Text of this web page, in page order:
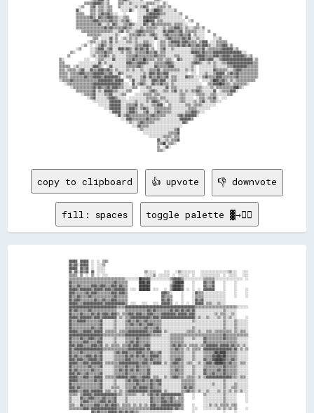
copy to clipboard 👍 upvote 👎 downvote
fill: spaces toggle palette ▓→✊🏽
  ▓▓▓▓▓▓  ▓▓▓▓▓▓  ░░  ░░  ▒▒▒▒
  ▓▓▒▒▓▓░░▓▓▓▓▓▓  ░░  ░░░░▒▒
  ▓▓▓▓▓▓  ▓▓▒▒▓▓  ░░  ░░░░░░
  ▓▓░░▓▓░░▓▓▒▒▓▓  ▓▓  ░░░░░░                            ▒▒░░░░░░      ░░░░    ░░▒▒░░░░░░░░░░    ░░░░░░░░░░░░░░░░░░░░▒▒░░░░    ░░░░
  ▒▒▒▒▒▒  ▒▒  ░░  ▒▒  ░░  ░░░░                          ░░░░░░▒▒  ░░░░░░░░  ░░  ░░░░░░░░  ░░    ░░░░░░░░░░░░░░  ░░  ░░░░░░    ░░░░
  ▒▒▒▒▒▒▒▒▒▒▒▒▒▒▒▒▒▒▒▒▒▒▒▒▒▒▒▒▒▒▒▒▒▒▒▒▒▒▒▒░░░░░░░░░░██▓▓▓▓▓▓░░░░░░░░░░░░░░▒▒▓▓▓▓▓▓▒▒░░░░░░░░░░░░░░▒▒▒▒▒▒▒▒░░░░░░░░░░░░░░░░░░░░  ░░
  ▓▓▒▒▒▒▒▒▒▒▒▒▒▒▒▒▒▒▒▒▒▒▒▒▒▒▒▒▒▒▒▒▓▓▒▒▒▒▒▒▒▒        ████▓▓██              ░░▓▓██████      ░░      ▓▓▒▒▒▒▓▓      ░░      ░░
  ▓▓▒▒▒▒▓▓▒▒▒▒▒▒▒▒▓▓▓▓▒▒▓▓▓▓▒▒▒▒▓▓▓▓▒▒▓▓▒▒▒▒        ████████              ▒▒██████▓▓      ░░      ▓▓▒▒▒▒▓▓      ░░      ░░
  ▓▓▓▓▓▓▒▒▓▓▓▓▓▓▓▓▒▒▓▓▓▓▓▓▒▒▓▓▓▓▒▒▓▓▓▓▓▓▓▓▒▒  ░░░░  ████████  ░░░░    ░░  ▒▒██████▓▓  ░░  ░░  ░░  ▓▓▓▓▓▓▓▓      ░░      ░░      ░░
  ▓▓▓▓▒▒▒▒▒▒▒▒▓▓▒▒▓▓▓▓▒▒▒▒▒▒▒▒▒▒▓▓▓▓▒▒▓▓▓▓▒▒                        ▓▓▓▓▒▒░░      ░░      ░░▓▓▒▒▒▒░░░░░░░░░░░░░░░░      ░░      ░░
  ▓▓▒▒▒▒▓▓▒▒▒▒▒▒▓▓▒▒▒▒▒▒▒▒▒▒▒▒▒▒▒▒▓▓▒▒▒▒▒▒▒▒                        ▓▓▒▒▒▒▒▒      ░░      ░░▒▒▒▒▒▒░░░░░░░░░░░░░░░░      ░░      ░░
  ▓▓▒▒▓▓▓▓▒▒▒▒▒▒▒▒▒▒▓▓▒▒▒▒▓▓▒▒▒▒▓▓▓▓▒▒▒▒▒▒▒▒                        ▓▓▒▒▓▓▒▒      ░░      ░░▓▓▒▒▓▓░░░░░░░░░░░░░░░░
  ▓▓▓▓▓▓▒▒▒▒▓▓▓▓▓▓▓▓▓▓▓▓▓▓▒▒▓▓▓▓▓▓▓▓▓▓▓▓▓▓▒▒  ░░░░    ░░░░    ░░░░  ▓▓▓▓▓▓▒▒  ░░  ░░  ░░  ░░▓▓▓▓▓▓░░▒▒▒▒░░░░▒▒░░░░
  ▓▓▓▓▓▓▓▓▓▓▓▓▓▓▓▓▓▓▓▓▓▓▓▓▓▓▓▓▓▓▓▓▓▓▒▒▒▒▒▒▓▓▓▓▓▓▓▓▓▓▓▓▓▓▓▓▓▓▓▓▓▓▓▓▓▓▓▓▓▓▓▓▓▓▓▓▓▓▓▓▓▓▓▓▓▓▓▓▓▓▒▒▒▒▒▒▒▒▒▒▒▒▒▒▒▒▒▒▒▒▒▒▒▒▒▒▒▒▒▒░░░░░░░░
  ▓▓▒▒▓▓▒▒▒▒▒▒▒▒▓▓▒▒▒▒▒▒▒▒▒▒▒▒▒▒▒▒▒▒░░░░░░▒▒▒▒▒▒▒▒▒▒▒▒▒▒▒▒▓▓▒▒▓▓▒▒▒▒▒▒▒▒▒▒▓▓▒▒▓▓▒▒▓▓▒▒▓▓▒▒▓▓░░░░░░░░░░░░░░░░░░░░▒▒░░░░░░░░
  ▓▓▒▒▒▒▒▒▓▓▒▒▒▒▒▒▓▓▒▒▓▓▒▒▓▓▓▓▒▒▓▓▓▓▒▒░░▒▒▒▒▓▓▓▓▒▒▓▓▓▓▒▒▒▒▓▓▓▓▒▒▒▒▒▒▓▓▓▓▓▓▓▓▓▓▒▒▓▓▓▓▓▓▒▒▓▓▓▓░░░░░░░░░░░░░░▒▒░░▒▒▒▒░░░░▒▒░░
  ▓▓▓▓▓▓▒▒▓▓▓▓▓▓▓▓▒▒▓▓▓▓▒▒▓▓▓▓▓▓▓▓▓▓░░▒▒░░▒▒▒▒▓▓▓▓▓▓▓▓▓▓▓▓▓▓▒▒▓▓▓▓▒▒▓▓▓▓▓▓▓▓▓▓▓▓▓▓▓▓▓▓▓▓▓▓▓▓░░▒▒░░░░▒▒░░░░░░▒▒░░▒▒░░▒▒░░░░      ░░
  ▓▓▒▒▒▒▓▓▓▓▓▓▒▒▒▒▒▒▒▒▒▒▓▓░░░░░░░░▒▒░░░░░░▒▒▓▓▒▒▒▒▓▓▒▒▒▒▓▓▒▒▒▒▒▒▒▒▒▒░░░░░░░░░░░░░░░░░░░░░░▒▒░░░░░░░░░░░░░░░░░░░░▒▒░░░░░░▒▒░░░░░░░░
  ▓▓▒▒▒▒▒▒▒▒▒▒▒▒▒▒▒▒▒▒▒▒▓▓░░░░░░░░▒▒░░░░░░▒▒▒▒▓▓▒▒▒▒▓▓▒▒▒▒▓▓▓▓▒▒▒▒▒▒░░░░░░░░░░░░░░░░░░░░░░░░░░░░░░░░░░░░░░░░░░░░▒▒░░░░░░▒▒░░░░░░░░
  ▓▓▒▒▒▒▒▒▒▒▒▒▒▒▒▒▓▓▒▒▒▒▓▓░░░░░░░░▒▒░░░░░░▒▒▒▒▒▒▒▒▒▒▒▒▒▒▓▓▒▒▒▒▒▒▓▓▒▒░░░░░░░░░░░░░░░░░░░░░░▒▒░░░░░░░░░░░░░░░░░░░░▒▒░░░░░░▒▒░░░░░░░░
  ▓▓▓▓▓▓▒▒▒▒▓▓▓▓▓▓▒▒▓▓▓▓▓▓░░▒▒▒▒▒▒▒▒░░▒▒▒▒▒▒▓▓▓▓▓▓▓▓▓▓▓▓▓▓▒▒▒▒▓▓▓▓▓▓░░▒▒░░░░░░░░░░░░░░▒▒▒▒▒▒░░▒▒░░░░▒▒▒▒░░▒▒▒▒▒▒▒▒▒▒▒▒░░▒▒░░▒▒▒▒░░
  ▓▓▓▓▓▓▓▓▓▓▓▓▓▓▓▓▓▓▓▓▓▓▓▓▒▒▒▒▒▒▒▒▒▒▒▒▒▒▒▒▓▓▓▓▓▓▓▓▓▓▓▓▓▓▓▓▓▓▒▒▒▒▒▒▒▒░░░░░░▒▒▒▒▒▒▒▒▒▒▒▒▒▒▒▒▒▒▒▒▒▒▒▒▒▒▒▒▒▒▒▒▒▒▒▒▒▒▓▓▒▒▒▒▒▒▒▒▒▒▒▒▒▒▒▒
  ▓▓▒▒▒▒▒▒▓▓▒▒▒▒▓▓▓▓▒▒▒▒▓▓░░░░░░░░▒▒░░░░░░▒▒▒▒▒▒▒▒▓▓▒▒▒▒▒▒▒▒░░░░░░░░░░░░░░▒▒▒▒▒▒▒▒▒▒░░░░░░▒▒░░░░░░▓▓▒▒▒▒▒▒▒▒▒▒▒▒▓▓▒▒▒▒▒▒▒▒░░░░░░░░
  ▓▓▒▒▒▒▒▒▒▒▓▓▓▓▒▒▒▒▒▒▓▓▓▓░░░░░░░░▒▒░░░░░░▒▒▒▒▓▓▒▒▓▓▒▒▒▒▒▒▒▒░░░░░░░░░░░░░░▒▒▒▒▒▒▒▒▒▒░░░░░░░░░░░░░░▓▓▒▒▒▒▒▒▒▒▒▒▒▒▒▒▒▒▒▒▒▒▒▒░░░░░░░░
  ▓▓▓▓▒▒▓▓▓▓▒▒▒▒▒▒▓▓▓▓▒▒▓▓░░▒▒░░▒▒▒▒▒▒░░▒▒▒▒▓▓▒▒▓▓▓▓▒▒▒▒▓▓▓▓░░░░░░░░░░░░░░▒▒▓▓▒▒▓▓▒▒▒▒░░▒▒▒▒▒▒░░▒▒▒▒▓▓▓▓▓▓▓▓▒▒▓▓▓▓▓▓▒▒▓▓▒▒▒▒░░▒▒░░
  ▓▓▒▒▓▓▓▓▓▓▓▓▓▓▓▓▓▓▓▓▓▓▓▓▒▒▒▒▒▒▒▒▒▒▒▒▒▒▒▒▒▒▓▓▓▓▓▓▓▓▓▓▓▓▒▒▓▓░░░░░░░░░░░░░░▒▒▒▒▓▓▒▒▒▒░░▒▒░░▒▒▒▒▒▒░░▓▓▓▓▓▓▓▓▓▓▓▓▓▓▓▓▓▓▓▓▒▒▓▓░░▒▒░░▒▒
  ▓▓▒▒▒▒▒▒▓▓▒▒▒▒▒▒▒▒▒▒▒▒▓▓░░░░░░░░▒▒▓▓▒▒▓▓▓▓▒▒▒▒▒▒▓▓▓▓▒▒▒▒▒▒▓▓▒▒▒▒▓▓░░░░░░▒▒▒▒▒▒▒▒▒▒░░░░░░▒▒░░░░░░▒▒▒▒▒▒▒▒██▓▓████▒▒▒▒▒▒▒▒░░░░░░░░
  ▓▓▒▒▓▓▒▒▒▒▒▒▓▓▓▓▒▒▓▓▒▒▓▓░░░░░░░░▒▒▒▒▒▒▒▒▓▓▒▒▓▓▒▒▓▓▒▒▓▓▒▒▒▒▓▓▓▓▓▓▒▒░░░░░░▒▒▒▒▒▒▒▒▒▒░░░░░░▒▒░░░░░░▒▒▒▒▒▒▓▓▓▓██▓▓██▒▒▒▒▒▒▒▒░░░░░░░░
  ▓▓▓▓▒▒▓▓▓▓▒▒▒▒▓▓▓▓▓▓▒▒▓▓░░░░░░░░▒▒▒▒▒▒▒▒▓▓▓▓▒▒▒▒▒▒▒▒▒▒▓▓▒▒▓▓▒▒▒▒▒▒░░░░░░▒▒▒▒▓▓▓▓▒▒░░░░░░▒▒░░░░░░▓▓▒▒▒▒▓▓██████▓▓▒▒▒▒▓▓▒▒░░░░░░░░
  ▓▓▓▓▓▓▒▒▒▒▓▓▓▓▒▒▓▓▓▓▓▓▓▓░░▒▒▒▒▒▒▒▒▒▒▓▓▓▓▓▓▓▓▓▓▓▓▓▓▒▒▓▓▓▓▒▒▒▒▓▓▓▓▓▓░░▒▒░░▒▒▓▓▓▓▒▒▒▒░░▒▒▒▒░░░░▒▒░░▒▒▓▓▓▓▒▒██████▓▓▒▒▓▓▒▒▒▒░░▒▒▒▒░░
  ▓▓▒▒▒▒▒▒▒▒▒▒▒▒▓▓▒▒▒▒▒▒▓▓░░░░░░░░▒▒▒▒▒▒▒▒▓▓▒▒▒▒▒▒▓▓▒▒▒▒▒▒▒▒░░░░░░░░░░░░░░▒▒▒▒▒▒▒▒▒▒░░░░░░▒▒░░░░░░▒▒▒▒▒▒▒▒▒▒▒▒▒▒▓▓▒▒▒▒▒▒▒▒░░░░░░░░
  ▓▓▒▒▓▓▒▒▒▒▒▒▒▒▒▒▓▓▒▒▒▒▒▒░░░░░░░░▒▒▒▒▓▓▒▒▓▓▒▒▓▓▒▒▓▓▒▒▒▒▒▒▓▓░░░░░░░░░░░░░░▒▒▒▒▓▓▒▒▒▒░░░░░░▒▒░░░░░░▓▓▒▒▒▒▒▒▒▒▓▓▒▒▓▓▒▒▒▒▒▒▒▒░░░░░░░░
  ▓▓▓▓▒▒▓▓▒▒▒▒▓▓▒▒▒▒▒▒▒▒▓▓░░░░░░░░▒▒▒▒▒▒▒▒▓▓▒▒▒▒▒▒▒▒▒▒▒▒▒▒▓▓░░░░░░░░░░░░░░▒▒▒▒▒▒▒▒▒▒░░░░░░▒▒░░░░░░▓▓▒▒▒▒▓▓▒▒▒▒▒▒▓▓▒▒▒▒▒▒▒▒░░░░░░░░
  ▓▓▓▓▓▓▒▒▒▒▓▓▓▓▒▒▒▒▓▓▓▓▓▓░░▒▒▒▒▒▒▒▒▓▓▓▓▓▓▓▓▒▒▓▓▓▓▒▒▒▒▓▓▓▓▓▓░░▒▒▒▒░░░░▒▒░░▒▒▓▓▓▓▒▒▒▒░░▒▒▒▒▒▒░░▒▒░░▒▒▓▓▓▓▓▓▓▓▓▓▓▓▓▓▓▓▓▓▒▒▒▒░░▒▒▒▒░░
  ▓▓▓▓▓▓▒▒▒▒▒▒▒▒▒▒▒▒▓▓▒▒▓▓░░░░░░░░▒▒░░░░░░▒▒▓▓▒▒▓▓▓▓▒▒▓▓▒▒▒▒▓▓▒▒▓▓▓▓░░░░░░░░░░░░░░▒▒▒▒▒▒▒▒▒▒░░░░░░░░░░░░░░░░░░░░▒▒░░░░░░░░░░░░░░░░
  ▓▓▒▒▒▒▒▒▒▒▒▒▒▒▒▒▒▒▒▒▒▒▓▓░░░░░░░░▒▒░░░░░░▒▒▒▒▒▒▒▒▓▓▒▒▒▒▒▒▒▒▓▓▒▒▒▒▓▓░░░░░░░░░░░░░░▒▒▒▒▒▒▒▒▒▒░░░░░░░░░░░░▒▒░░░░░░▒▒░░░░░░▒▒░░░░░░░░
  ▓▓▓▓▒▒▓▓▒▒▒▒▒▒▒▒▒▒▒▒▒▒▓▓░░░░░░▒▒▒▒▒▒░░░░▒▒▒▒▒▒▓▓▒▒▓▓▓▓▓▓▒▒▓▓▒▒▒▒▒▒░░░░░░░░░░░░░░▒▒▓▓▒▒▓▓▒▒░░░░░░░░░░░░░░░░░░░░▒▒░░░░▒▒▒▒░░░░░░░░
  ▓▓▓▓▓▓▒▒▒▒▓▓▓▓▒▒▓▓▓▓▓▓▓▓░░▒▒▒▒░░▒▒░░▒▒░░▒▒▓▓▓▓▓▓▓▓▓▓▓▓▓▓▒▒▓▓▓▓▓▓▓▓░░▒▒░░░░░░░░░░▒▒▒▒▓▓▒▒▒▒░░▒▒░░░░▒▒░░░░░░▒▒░░▒▒░░▒▒░░▒▒░░▒▒░░░░
  ▒▒▒▒▒▒░░▒▒▓▓▓▓▓▓▒▒▓▓▓▓▓▓▓▓▓▓▓▓▓▓▓▓▒▒▒▒░░▒▒▒▒▒▒▒▒░░░░▒▒░░▒▒▓▓▒▒▓▓▒▒▓▓▓▓▓▓▓▓▓▓▓▓▓▓▒▒      ░░      ▒▒░░░░░░░░░░░░▒▒░░░░░░░░      ░░
  ▒▒░░░░░░▓▓▒▒▒▒▓▓▓▓▒▒▒▒▒▒▓▓▒▒▒▒▒▒▓▓░░░░░░▒▒░░░░░░░░░░░░░░░░▓▓▒▒▒▒▒▒▓▓▒▒▒▒▓▓▒▒░░▒▒▒▒      ░░      ░░░░░░░░░░░░░░▒▒░░░░░░░░      ░░
  ▒▒░░░░░░▒▒▓▓▓▓▒▒▒▒▒▒▒▒▓▓▓▓▒▒▓▓▒▒▓▓░░░░░░▒▒░░░░░░░░░░░░░░░░▓▓▒▒▒▒▒▒▓▓▓▓▒▒▓▓▒▒▒▒▒▒▒▒              ░░░░░░░░░░░░░░▒▒░░░░░░░░      ░░
  ▒▒▒▒░░░░▓▓▒▒▒▒▒▒▒▒▓▓▓▓▒▒▒▒▓▓▒▒▓▓▓▓▒▒░░▒▒▒▒▒▒░░▒▒░░▒▒░░▒▒░░▓▓▓▓▒▒▒▒▓▓▓▓▓▓▓▓▓▓▓▓▓▓▒▒      ░░      ░░░░▒▒░░▒▒░░▒▒▒▒▒▒░░▒▒▒▒
  ▒▒▒▒▒▒▒▒▒▒▓▓▓▓▒▒▓▓▓▓▓▓▓▓▓▓▓▓▓▓▓▓▓▓▒▒▒▒▒▒▒▒▒▒▒▒▒▒▒▒▒▒▒▒▒▒▒▒▓▓▓▓▓▓▓▓▓▓▓▓▓▓▓▓▒▒▓▓▒▒▒▒      ░░░░    ░░░░░░░░░░▒▒░░▒▒░░▒▒░░▒▒      ░░
                  ▓▓▒▒▓▓▒▒▒▒▒▒▓▓▓▓▓▓▒▒▓▓▒▒▓▓▒▒▓▓▒▒▒▒░░░░░░░░░░░░░░░░░░░░░░░░              ░░                    ░░      ░░